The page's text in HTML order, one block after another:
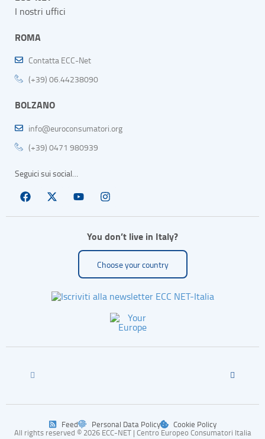
I nostri uffici
ROMA
Contatta ECC-Net
(+39) 06.44238090
BOLZANO
info@euroconsumatori.org
(+39) 0471 980939
Seguici sui social…
You don’t live in Italy?
Choose your country
All rights reserved © 2026 ECC-NET | Centro Europeo Consumatori Italia
Feed Personal Data Policy Cookie Policy